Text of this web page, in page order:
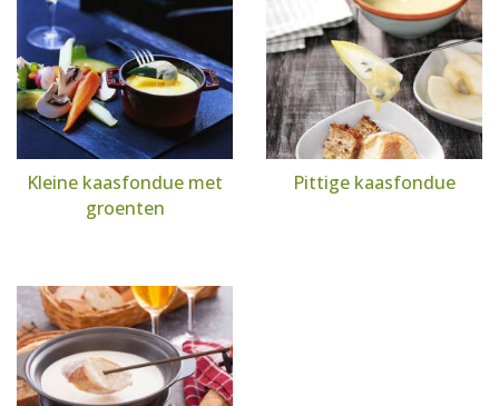
Kleine kaasfondue met
groenten
Pittige kaasfondue